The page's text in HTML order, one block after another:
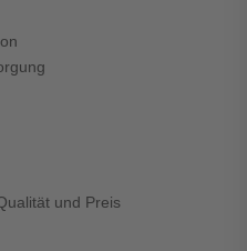
und Preis